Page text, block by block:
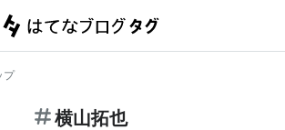
プ
横山拓也